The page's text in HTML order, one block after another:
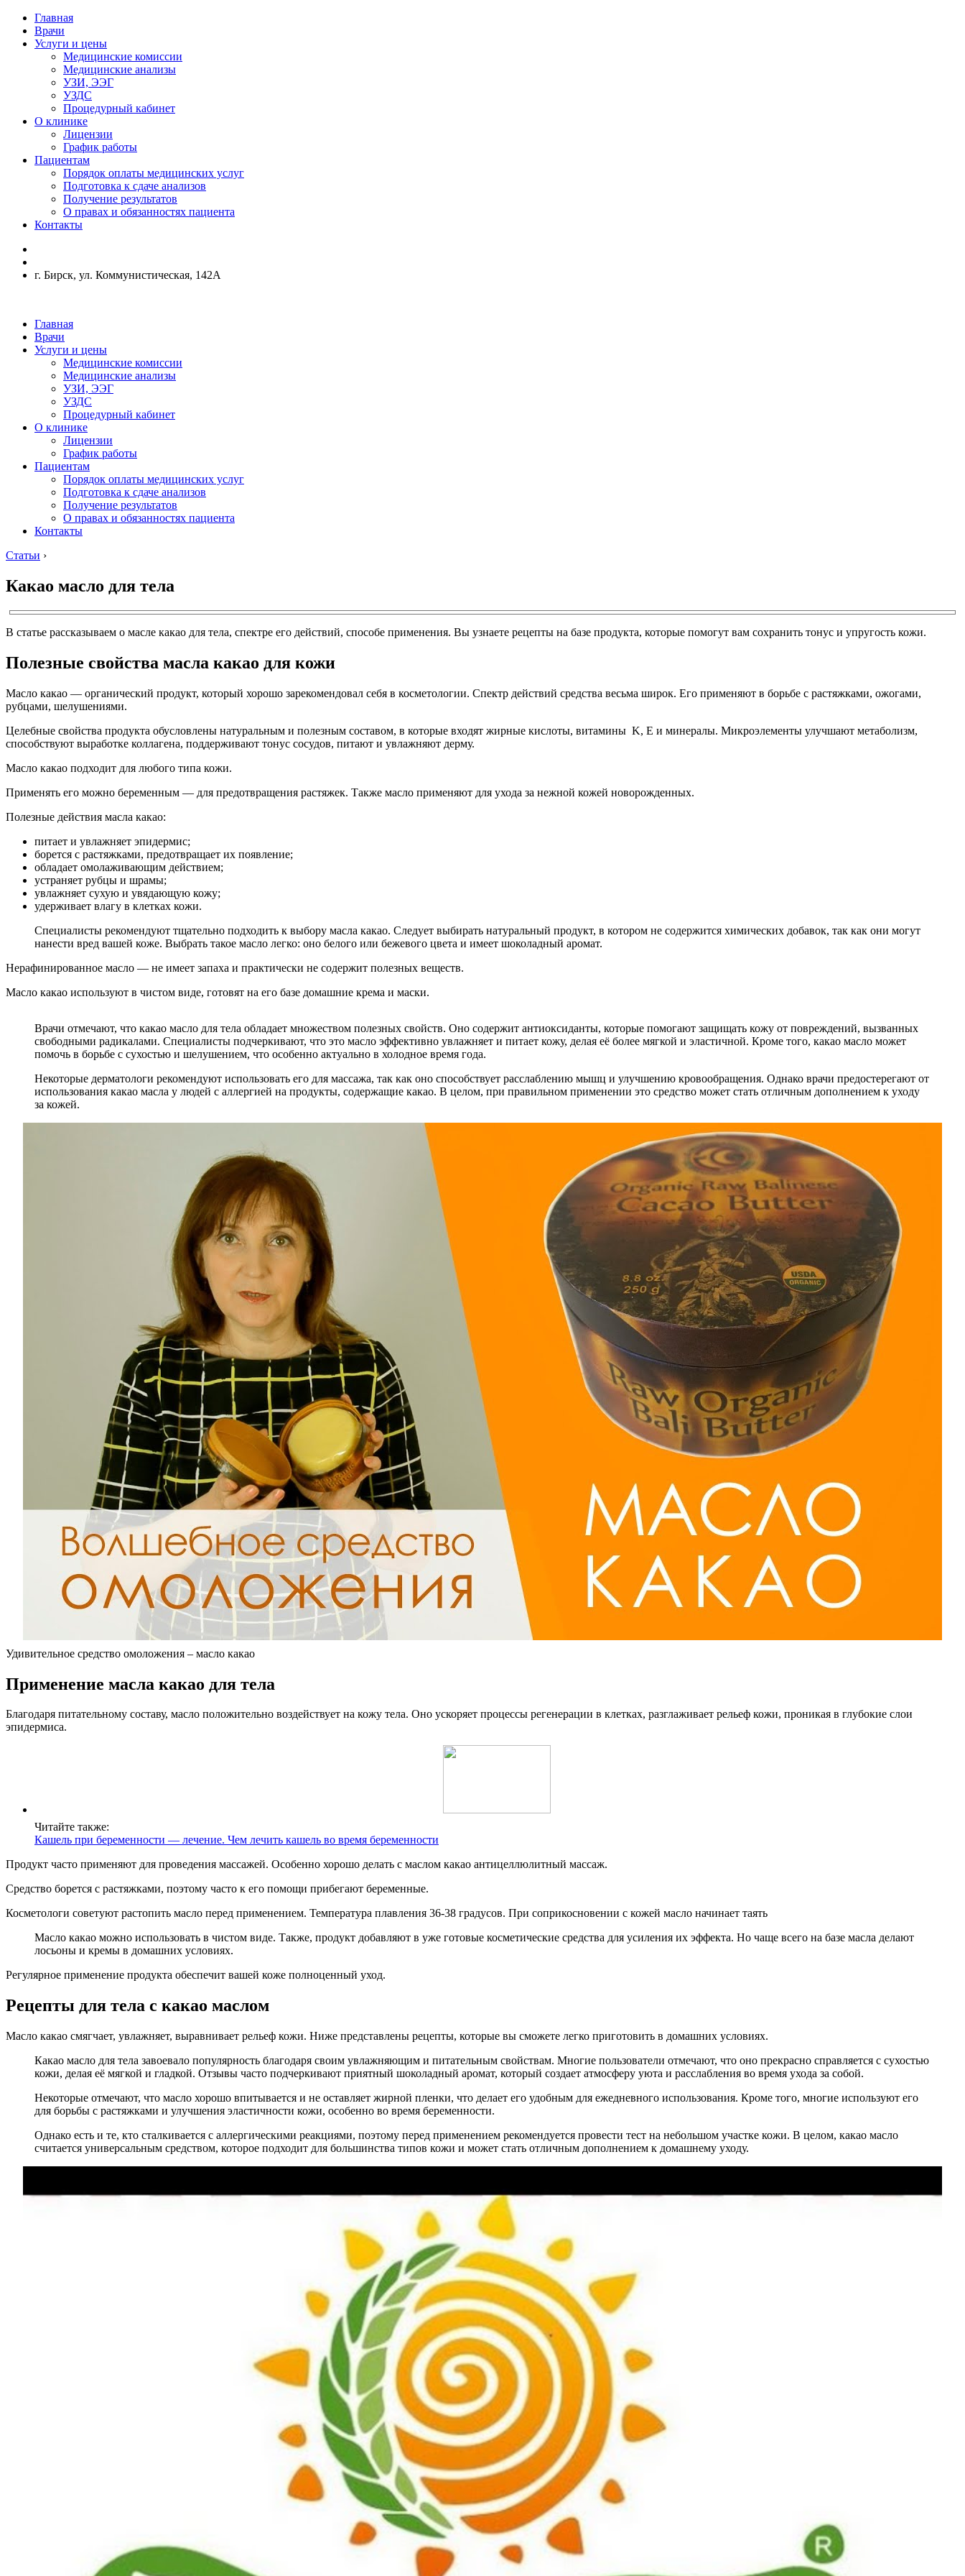
Главная
Врачи
Услуги и цены
Медицинские комиссии
Медицинские анализы
УЗИ, ЭЭГ
УЗДС
Процедурный кабинет
О клинике
Лицензии
График работы
Пациентам
Порядок оплаты медицинских услуг
Подготовка к сдаче анализов
Получение результатов
О правах и обязанностях пациента
Контакты
г. Бирск, ул. Коммунистическая, 142А
Главная
Врачи
Услуги и цены
Медицинские комиссии
Медицинские анализы
УЗИ, ЭЭГ
УЗДС
Процедурный кабинет
О клинике
Лицензии
График работы
Пациентам
Порядок оплаты медицинских услуг
Подготовка к сдаче анализов
Получение результатов
О правах и обязанностях пациента
Контакты
Статьи ›
Какао масло для тела
В статье рассказываем о масле какао для тела, спектре его действий, способе применения. Вы узнаете рецепты на базе продукта, которые помогут вам сохранить тонус и упругость кожи.
Полезные свойства масла какао для кожи
Масло какао — органический продукт, который хорошо зарекомендовал себя в косметологии. Спектр действий средства весьма широк. Его применяют в борьбе с растяжками, ожогами,
рубцами, шелушениями.
Целебные свойства продукта обусловлены натуральным и полезным составом, в которые входят жирные кислоты, витамины K, E и минералы. Микроэлементы улучшают метаболизм,
способствуют выработке коллагена, поддерживают тонус сосудов, питают и увлажняют дерму.
Масло какао подходит для любого типа кожи.
Применять его можно беременным — для предотвращения растяжек. Также масло применяют для ухода за нежной кожей новорожденных.
Полезные действия масла какао:
питает и увлажняет эпидермис;
борется с растяжками, предотвращает их появление;
обладает омолаживающим действием;
устраняет рубцы и шрамы;
увлажняет сухую и увядающую кожу;
удерживает влагу в клетках кожи.
Специалисты рекомендуют тщательно подходить к выбору масла какао. Следует выбирать натуральный продукт, в котором не содержится химических добавок, так как они могут
нанести вред вашей коже. Выбрать такое масло легко: оно белого или бежевого цвета и имеет шоколадный аромат.
Нерафинированное масло — не имеет запаха и практически не содержит полезных веществ.
Масло какао используют в чистом виде, готовят на его базе домашние крема и маски.
Врачи отмечают, что какао масло для тела обладает множеством полезных свойств. Оно содержит антиоксиданты, которые помогают защищать кожу от повреждений, вызванных
свободными радикалами. Специалисты подчеркивают, что это масло эффективно увлажняет и питает кожу, делая её более мягкой и эластичной. Кроме того, какао масло может
помочь в борьбе с сухостью и шелушением, что особенно актуально в холодное время года.
Некоторые дерматологи рекомендуют использовать его для массажа, так как оно способствует расслаблению мышц и улучшению кровообращения. Однако врачи предостерегают от
использования какао масла у людей с аллергией на продукты, содержащие какао. В целом, при правильном применении это средство может стать отличным дополнением к уходу
за кожей.
Удивительное средство омоложения – масло какао
Применение масла какао для тела
Благодаря питательному составу, масло положительно воздействует на кожу тела. Оно ускоряет процессы регенерации в клетках, разглаживает рельеф кожи, проникая в глубокие слои
эпидермиса.
Читайте также:
Кашель при беременности — лечение. Чем лечить кашель во время беременности
Продукт часто применяют для проведения массажей. Особенно хорошо делать с маслом какао антицеллюлитный массаж.
Средство борется с растяжками, поэтому часто к его помощи прибегают беременные.
Косметологи советуют растопить масло перед применением. Температура плавления 36-38 градусов. При соприкосновении с кожей масло начинает таять
Масло какао можно использовать в чистом виде. Также, продукт добавляют в уже готовые косметические средства для усиления их эффекта. Но чаще всего на базе масла делают
лосьоны и кремы в домашних условиях.
Регулярное применение продукта обеспечит вашей коже полноценный уход.
Рецепты для тела с какао маслом
Масло какао смягчает, увлажняет, выравнивает рельеф кожи. Ниже представлены рецепты, которые вы сможете легко приготовить в домашних условиях.
Какао масло для тела завоевало популярность благодаря своим увлажняющим и питательным свойствам. Многие пользователи отмечают, что оно прекрасно справляется с сухостью
кожи, делая её мягкой и гладкой. Отзывы часто подчеркивают приятный шоколадный аромат, который создает атмосферу уюта и расслабления во время ухода за собой.
Некоторые отмечают, что масло хорошо впитывается и не оставляет жирной пленки, что делает его удобным для ежедневного использования. Кроме того, многие используют его
для борьбы с растяжками и улучшения эластичности кожи, особенно во время беременности.
Однако есть и те, кто сталкивается с аллергическими реакциями, поэтому перед применением рекомендуется провести тест на небольшом участке кожи. В целом, какао масло
считается универсальным средством, которое подходит для большинства типов кожи и может стать отличным дополнением к домашнему уходу.